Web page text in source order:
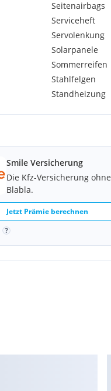
Seitenairbags
Serviceheft
Servolenkung
Solarpanele
Sommerreifen
Stahlfelgen
Standheizung
Smile Versicherung
Die Kfz-Versicherung ohne
Blabla.
Jetzt Prämie berechnen